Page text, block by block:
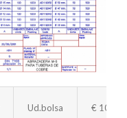
Ud.bolsa € 100